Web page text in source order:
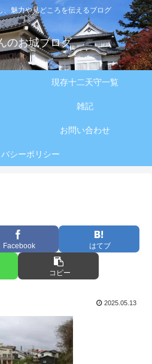
、魅力や見どころを伝えるブログ
のお城ブログ
現存十二天守一覧
雑記
お問い合わせ
シーポリシー
Facebook はてブ
コピー
2025.05.13